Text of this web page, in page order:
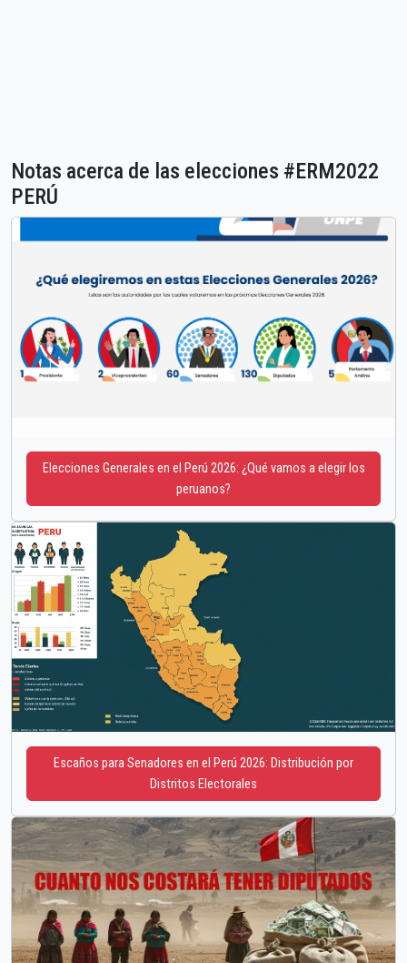
Notas acerca de las elecciones #ERM2022
PERÚ
Elecciones Generales en el Perú 2026: ¿Qué vamos a elegir los
peruanos?
Escaños para Senadores en el Perú 2026: Distribución por
Distritos Electorales